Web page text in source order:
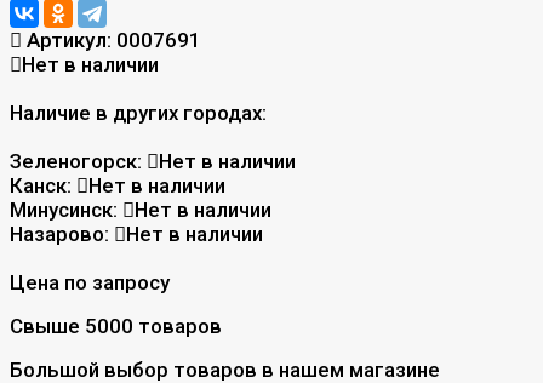
Артикул: 0007691
Нет в наличии
Наличие в других городах:
Зеленогорск:
Нет в наличии
Канск:
Нет в наличии
Минусинск:
Нет в наличии
Назарово:
Нет в наличии
Цена по запросу
Свыше 5000 товаров
Большой выбор товаров в нашем магазине